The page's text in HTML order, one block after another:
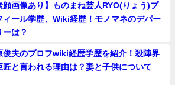
顔画像あり】ものまね芸人RYO(りょう)プ
ィール学歴、Wiki経歴！モノマネのデパー
ーは？
俊夫のプロフwiki経歴学歴を紹介！殺陣界
匠と言われる理由は？妻と子供について